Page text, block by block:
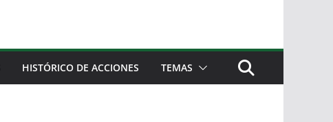
HISTÓRICO DE ACCIONES TEMAS